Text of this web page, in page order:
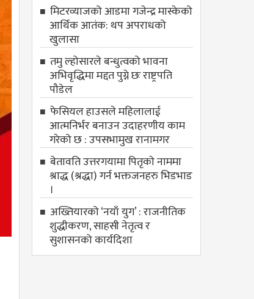
मिटरव्याजको आडमा गजेन्द्र मास्केको
आर्थिक आतंक: थप अपराधको
खुलासा
तमु ल्होसारले बन्धुत्वको भावना
अभिवृद्धिमा मद्दत पुग्ने छः राष्ट्रपति
पौडेल
फेसियल हाउसले महिलालाई
आत्मनिर्भर बनाउन उदाहरणीय काम
गरेको छ : उपसभामुख रानामगर
बेतावति उत्तरगयामा पितृकाे नाममा
श्राद्ध (श्रद्धा) गर्न भक्तजनहरु भिडभाड
।
अख्तियारको ‘नयाँ युग’ : राजनीतिक
शुद्धीकरण, साहसी नेतृत्व र
सुशासनको कार्यदिशा